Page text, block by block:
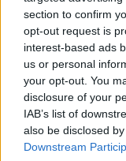
section to confirm
opt-out request is
interest-based ads
us or personal
your opt-out. You
disclosure of your
IAB’s list of
also be disclosed
Downstream
ha incluso capi
l’eredità di un
tessuti
Pantelleria ha
al designer che
cinquant’anni.